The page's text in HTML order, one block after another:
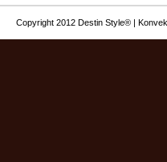
Copyright 2012 Destin Style® |